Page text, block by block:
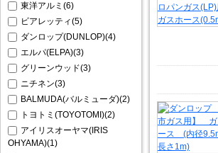
東洋アルミ(6)
ビアレッティ(5)
ダンロップ(DUNLOP)(4)
エルパ(ELPA)(3)
グリーンウッド(3)
ニチネン(3)
BALMUDA(バルミューダ)(2)
トヨトミ(TOYOTOMI)(2)
アイリスオーヤマ(IRIS
OHYAMA)(1)